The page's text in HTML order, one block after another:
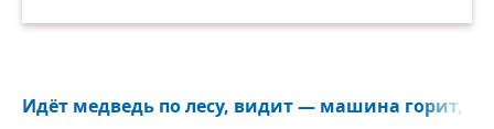
Идёт медведь по лесу, видит — машина горит,